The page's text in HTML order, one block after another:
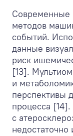
Современные
методов
событий.
данные
риск
[13].
и
перспективы
процесса
с